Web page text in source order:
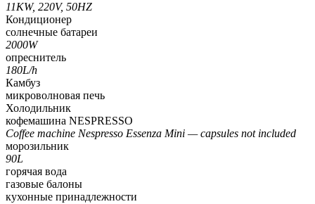
11KW, 220V, 50HZ
Кондиционер
солнечные батареи
2000W
опреснитель
180L/h
Камбуз
микроволновая печь
Холодильник
кофемашина NESPRESSO
Coffee machine Nespresso Essenza Mini — capsules not included
морозильник
90L
горячая вода
газовые балоны
кухонные принадлежности